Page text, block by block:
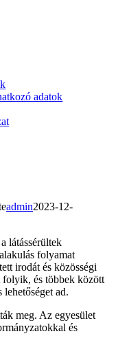
adatok
admin2023-12-
látássérültek
folyamat
irodát és közösségi
folyik, és többek között
lehetőséget ad.
meg. Az egyesület
és